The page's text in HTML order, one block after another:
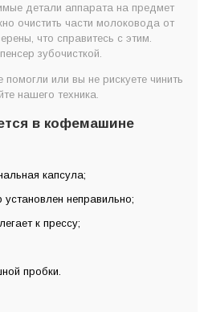
детали аппарата на предмет
очистить части молоковода от
что справитесь с этим.
зубочисткой.
помогли или вы не рискуете чинить
нашего техника.
в кофемашине
капсула;
установлен неправильно;
к прессу;
пробки.